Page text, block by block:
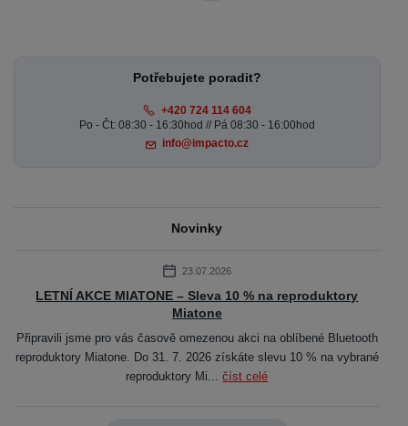
Potřebujete poradit?
+420 724 114 604
Po - Čt: 08:30 - 16:30hod // Pá 08:30 - 16:00hod
info@impacto.cz
Novinky
23.07.2026
LETNÍ AKCE MIATONE – Sleva 10 % na reproduktory
Miatone
Připravili jsme pro vás časově omezenou akci na oblíbené Bluetooth
reproduktory Miatone. Do 31. 7. 2026 získáte slevu 10 % na vybrané
reproduktory Mi...číst celé